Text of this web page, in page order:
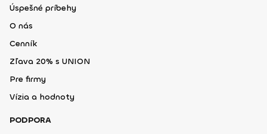
Úspešné príbehy
O nás
Cenník
Zľava 20% s UNION
Pre firmy
Vízia a hodnoty
PODPORA